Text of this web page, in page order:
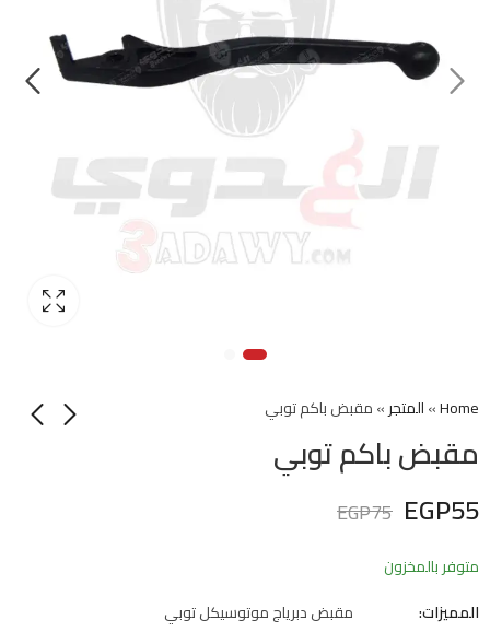
Home
»المتجر»مقبض باكم توبي
مقبض باكم توبي
EGP55
EGP75
متوفر بالمخزون
المميزات:
مقبض دبرياج موتوسيكل توبي